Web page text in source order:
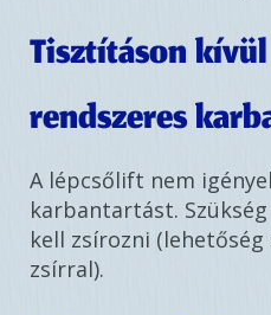
Tisztításon
rendszeres
A lépcsőlift nem
karbantartást.
kell zsírozni
zsírral).